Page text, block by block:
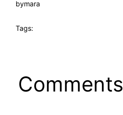
bymara
Tags:
Comments